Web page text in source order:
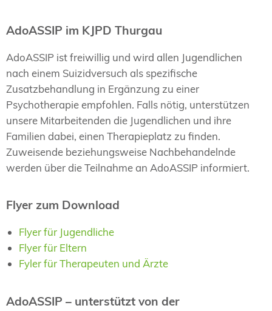
AdoASSIP im KJPD Thurgau
AdoASSIP ist freiwillig und wird allen Jugendlichen
nach einem Suizidversuch als spezifische
Zusatzbehandlung in Ergänzung zu einer
Psychotherapie empfohlen. Falls nötig, unterstützen
unsere Mitarbeitenden die Jugendlichen und ihre
Familien dabei, einen Therapieplatz zu finden.
Zuweisende beziehungsweise Nachbehandelnde
werden über die Teilnahme an AdoASSIP informiert.
Flyer zum Download
Flyer für Jugendliche
Flyer für Eltern
Fyler für Therapeuten und Ärzte
AdoASSIP – unterstützt von der